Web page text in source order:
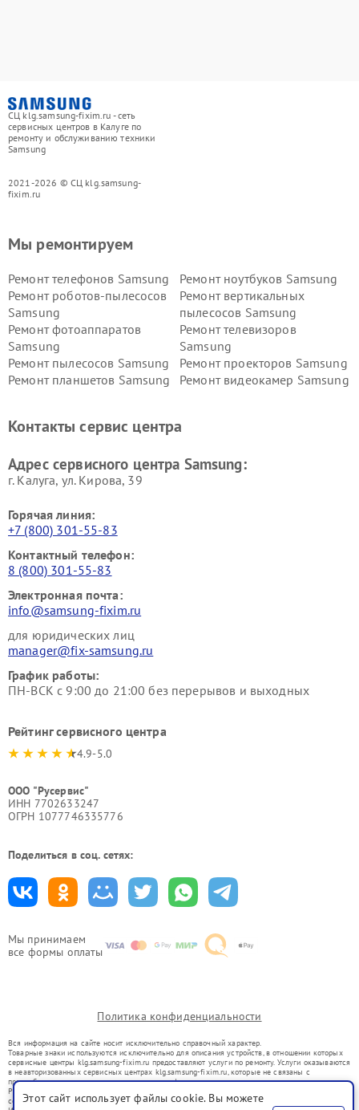
СЦ klg.samsung-fixim.ru - сеть
сервисных центров в Калуге по
ремонту и обслуживанию техники
Samsung
2021-2026 © СЦ klg.samsung-
fixim.ru
Мы принимаем
все формы оплаты
Мы ремонтируем
Ремонт телефонов Samsung
Ремонт ноутбуков Samsung
Ремонт роботов-пылесосов
Samsung
Ремонт вертикальных
пылесосов Samsung
Ремонт фотоаппаратов
Samsung
Ремонт телевизоров
Samsung
Ремонт пылесосов Samsung
Ремонт проекторов Samsung
Ремонт планшетов Samsung
Ремонт видеокамер Samsung
Контакты сервис центра
Адрес сервисного центра Samsung:
г. Калуга, ул. Кирова, 39
Горячая линия:
+7 (800) 301-55-83
Контактный телефон:
8 (800) 301-55-83
Электронная почта:
info@samsung-fixim.ru
для юридических лиц
manager@fix-samsung.ru
График работы:
ПН-ВСК с 9:00 до 21:00 без перерывов и выходных
Рейтинг сервисного центра
4.9-5.0
ООО "Русервис"
ИНН 7702633247
ОГРН 1077746335776
Поделиться в соц. сетях:
Политика конфиденциальности
Вся информация на сайте носит исключительно справочный характер.
Товарные знаки используются исключительно для описания устройств, в отношении которых
сервисные центры klg.samsung-fixim.ru предоставляют услуги по ремонту. Услуги оказываются
в неавторизованных сервисных центрах klg.samsung-fixim.ru, которые не связаны с
правообладателями товарных знаков или их официальными представителями.
Ремонт осуществляется для устройств, уже введенных в гражданский оборот в соответствии
со статьей 1487 ГК РФ.
Этот сайт использует файлы cookie. Вы можете